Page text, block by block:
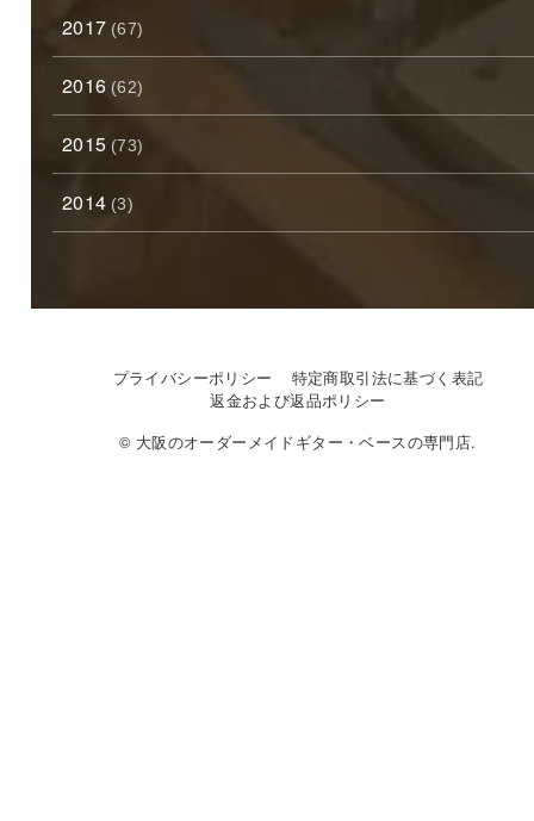
2017 (67)
2016 (62)
2015 (73)
2014 (3)
プライバシーポリシー
特定商取引法に基づく表記
返金および返品ポリシー
© 大阪のオーダーメイドギター・ベースの専門店.